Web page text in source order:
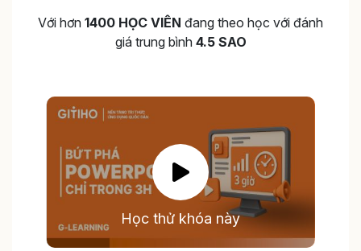
Với hơn 1400 HỌC VIÊN đang theo học với đánh
giá trung bình 4.5 SAO
Học thử khóa này